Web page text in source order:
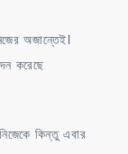
অজান্তেই।
করেছে
কিন্তু এবার